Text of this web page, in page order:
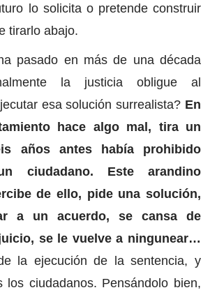
lo solicita o pretende construir
tirarlo abajo.
pasado en más de una década
la justicia obligue al
esa solución surrealista? En
hace algo mal, tira un
años antes había prohibido
ciudadano. Este arandino
de ello, pide una solución,
a un acuerdo, se cansa de
se le vuelve a ningunear…
la ejecución de la sentencia, y
los ciudadanos. Pensándolo bien,